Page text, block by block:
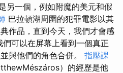
另一個，例如附魔的美元和假
巴拉頓湖周圍的犯罪電影以其
作品，直到今天，我們才會感
可以在屏幕上看到一個真正
與他們的角色合併。 指壓課
）的經歷是他